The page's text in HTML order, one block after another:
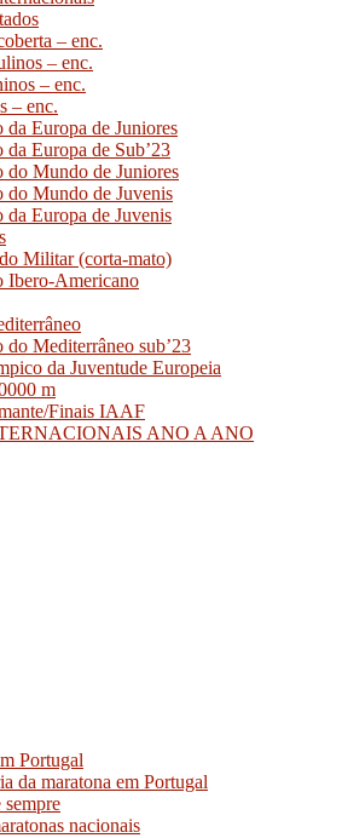
– enc.
– enc.
– enc.
– enc.
da Europa de Juniores
da Europa de Sub’23
do Mundo de Juniores
do Mundo de Juvenis
da Europa de Juvenis
Militar (corta-mato)
Ibero-Americano
do Mediterrâneo sub’23
da Juventude Europeia
m
Finais IAAF
ANO A ANO
Portugal
da maratona em Portugal
nacionais